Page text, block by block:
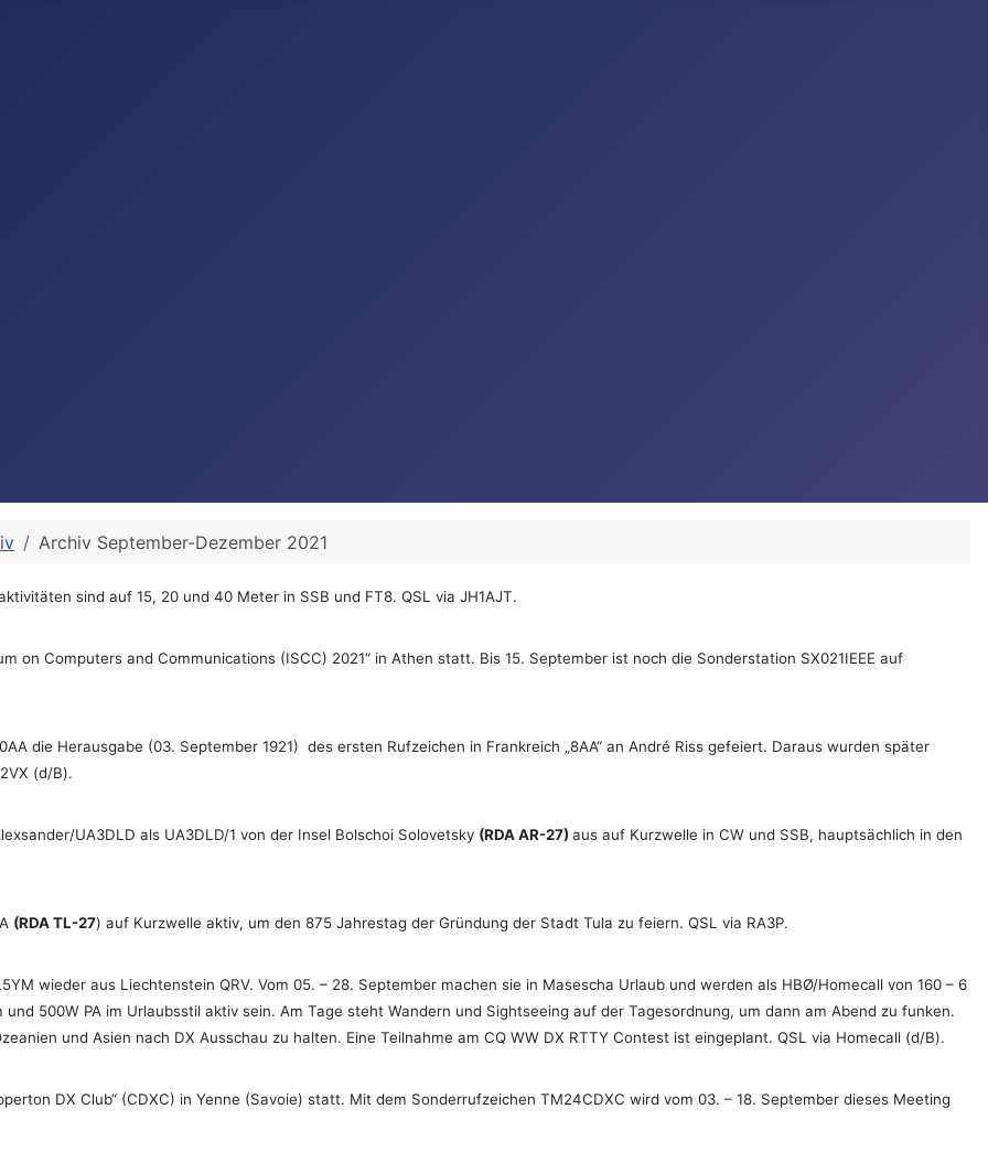
Archiv September-Dezember 2021
sind auf 15, 20 und 40 Meter in SSB und FT8. QSL via JH1AJT.
on Computers and Communications (ISCC) 2021“ in Athen statt. Bis 15. September ist noch die Sonderstation SX021IEEE auf
die Herausgabe (03. September 1921) des ersten Rufzeichen in Frankreich „8AA“ an André Riss gefeiert. Daraus wurden später
(d/B).
UA3DLD als UA3DLD/1 von der Insel Bolschoi Solovetsky (RDA AR-27)aus auf Kurzwelle in CW und SSB, hauptsächlich in den
(RDA TL-27) auf Kurzwelle aktiv, um den 875 Jahrestag der Gründung der Stadt Tula zu feiern. QSL via RA3P.
wieder aus Liechtenstein QRV. Vom 05. – 28. September machen sie in Masescha Urlaub und werden als HBØ/Homecall von 160 – 6
500W PA im Urlaubsstil aktiv sein. Am Tage steht Wandern und Sightseeing auf der Tagesordnung, um dann am Abend zu funken.
und Asien nach DX Ausschau zu halten. Eine Teilnahme am CQ WW DX RTTY Contest ist eingeplant. QSL via Homecall (d/B).
DX Club“ (CDXC) in Yenne (Savoie) statt. Mit dem Sonderrufzeichen TM24CDXC wird vom 03. – 18. September dieses Meeting